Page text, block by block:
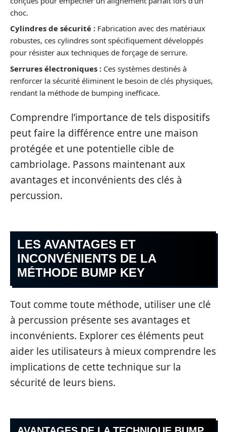
choc.
Cylindres de sécurité : Fabrication avec des matériaux
robustes, ces cylindres sont spécifiquement développés
pour résister aux techniques de forçage de serrure.
Serrures électroniques : Ces systèmes destinés à
renforcer la sécurité éliminent le besoin de clés physiques,
rendant la méthode de bumping inefficace.
Comprendre l’importance de tels dispositifs
peut faire la différence entre une maison
protégée et une potentielle cible de
cambriolage. Passons maintenant aux
avantages et inconvénients des clés à
percussion.
LES AVANTAGES ET
INCONVÉNIENTS DE LA
MÉTHODE BUMP KEY
Tout comme toute méthode, utiliser une clé
à percussion présente ses avantages et
inconvénients. Explorer ces éléments peut
aider les utilisateurs à mieux comprendre les
implications de cette technique sur la
sécurité de leurs biens.